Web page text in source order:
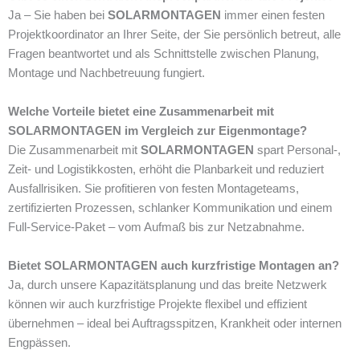
Ja – Sie haben bei SOLARMONTAGEN immer einen festen
Projektkoordinator an Ihrer Seite, der Sie persönlich betreut, alle
Fragen beantwortet und als Schnittstelle zwischen Planung,
Montage und Nachbetreuung fungiert.
Welche Vorteile bietet eine Zusammenarbeit mit
SOLARMONTAGEN im Vergleich zur Eigenmontage?
Die Zusammenarbeit mit SOLARMONTAGEN spart Personal-,
Zeit- und Logistikkosten, erhöht die Planbarkeit und reduziert
Ausfallrisiken. Sie profitieren von festen Montageteams,
zertifizierten Prozessen, schlanker Kommunikation und einem
Full-Service-Paket – vom Aufmaß bis zur Netzabnahme.
Bietet SOLARMONTAGEN auch kurzfristige Montagen an?
Ja, durch unsere Kapazitätsplanung und das breite Netzwerk
können wir auch kurzfristige Projekte flexibel und effizient
übernehmen – ideal bei Auftragsspitzen, Krankheit oder internen
Engpässen.